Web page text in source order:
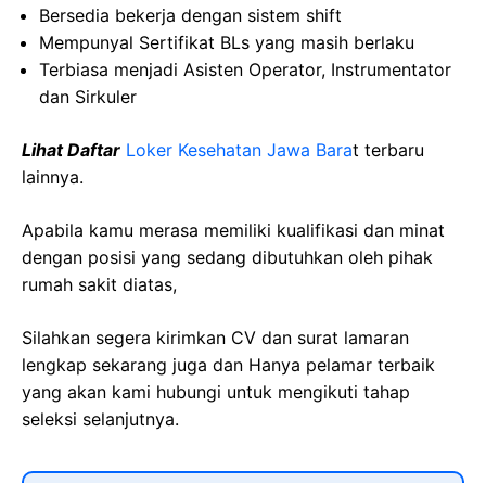
Bersedia bekerja dengan sistem shift
Mempunyal Sertifikat BLs yang masih berlaku
Terbiasa menjadi Asisten Operator, Instrumentator
dan Sirkuler
Lihat Daftar Loker Kesehatan Jawa Barat terbaru
lainnya.
Apabila kamu merasa memiliki kualifikasi dan minat
dengan posisi yang sedang dibutuhkan oleh pihak
rumah sakit diatas,
Silahkan segera kirimkan CV dan surat lamaran
lengkap sekarang juga dan Hanya pelamar terbaik
yang akan kami hubungi untuk mengikuti tahap
seleksi selanjutnya.